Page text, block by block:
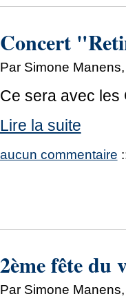
Concert
Par Simone
Ce sera avec les
Lire la suite
aucun commentaire
2ème fête du
Par Simone